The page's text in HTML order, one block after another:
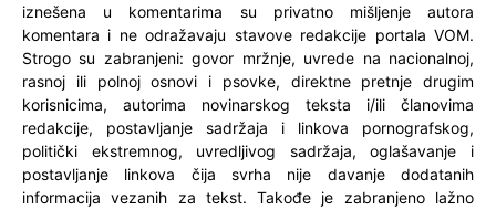
iznešena u komentarima su privatno mišljenje autora
komentara i ne odražavaju stavove redakcije portala VOM.
Strogo su zabranjeni: govor mržnje, uvrede na nacionalnoj,
rasnoj ili polnoj osnovi i psovke, direktne pretnje drugim
korisnicima, autorima novinarskog teksta i/ili članovima
redakcije, postavljanje sadržaja i linkova pornografskog,
politički ekstremnog, uvredljivog sadržaja, oglašavanje i
postavljanje linkova čija svrha nije davanje dodatanih
informacija vezanih za tekst. Takođe je zabranjeno lažno